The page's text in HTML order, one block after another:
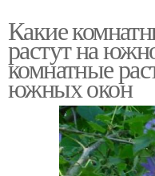
Какие
растут на
комнатные
южных окон